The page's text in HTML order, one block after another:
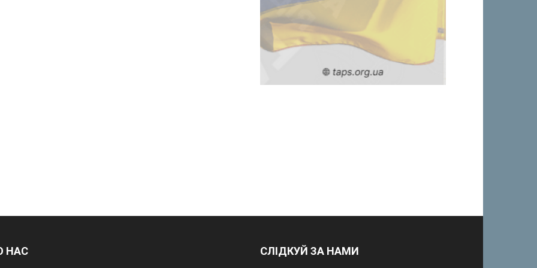
НАС СЛІДКУЙ ЗА НАМИ